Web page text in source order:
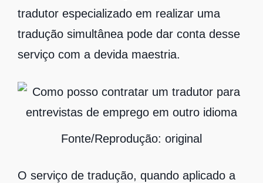
tradutor especializado em realizar uma
tradução simultânea pode dar conta desse
serviço com a devida maestria.
Fonte/Reprodução: original
O serviço de tradução, quando aplicado a